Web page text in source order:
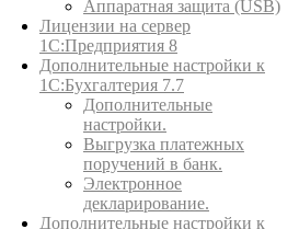
Аппаратная защита (USB)
Лицензии на сервер
1С:Предприятия 8
Дополнительные настройки к
1С:Бухгалтерия 7.7
Дополнительные
настройки.
Выгрузка платежных
поручений в банк.
Электронное
декларирование.
Дополнительные настройки к